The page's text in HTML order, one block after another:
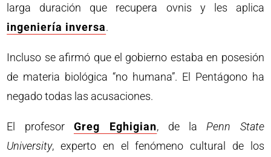
larga duración que recupera ovnis y les aplica
ingeniería inversa.
Incluso se afirmó que el gobierno estaba en posesión
de materia biológica “no humana”. El Pentágono ha
negado todas las acusaciones.
El profesor Greg Eghigian, de la Penn State
University, experto en el fenómeno cultural de los